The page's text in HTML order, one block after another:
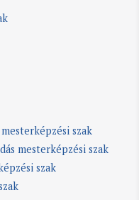
szak
mesterképzési szak
szak